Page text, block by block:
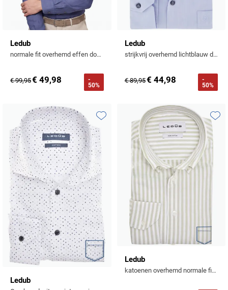
Ledub
normale fit overhemd effen donkerblauw linnen
€ 99,95€ 49,98
-
50%
Ledub
strijkvrij overhemd lichtblauw donkerblauwe knoop
€ 89,95€ 44,98
-
50%
Ledub
Toevoegen aan favorieten
Ledub
katoenen overhemd normale fit lichtgroen gestreept